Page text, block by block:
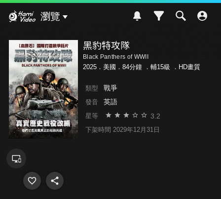
瀏覽
黑豹特攻隊
Black Panthers of WWII
2025．美國．84分鐘 ． 輔15級 ．HD畫質
類型 戰爭
發音 英語
星等 3.2
下架時間 2029年12月31日